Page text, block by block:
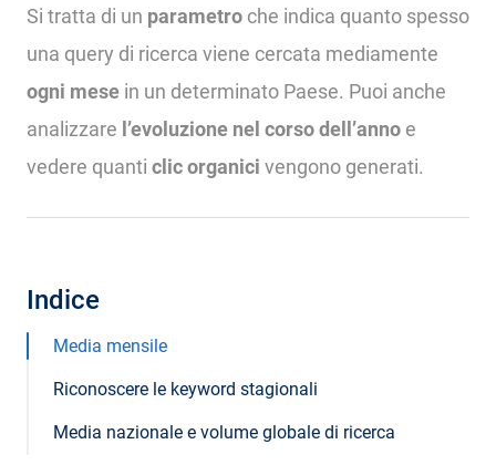
Si tratta di un parametro che indica quanto spesso
una query di ricerca viene cercata mediamente
ogni mese in un determinato Paese. Puoi anche
analizzare l’evoluzione nel corso dell’anno e
vedere quanti clic organici vengono generati.
Indice
Media mensile
Riconoscere le keyword stagionali
Media nazionale e volume globale di ricerca